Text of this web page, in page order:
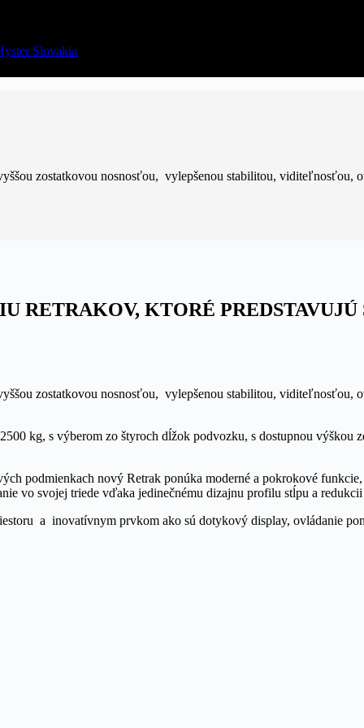
zostatkovou nosnosťou, vylepšenou stabilitou, viditeľnosťou,
RETRAKOV, KTORÉ
zostatkovou nosnosťou, vylepšenou stabilitou, viditeľnosťou,
kg, s výberom zo štyroch dĺžok podvozku, s dostupnou
podmienkach nový Retrak ponúka moderné a pokrokové
vo svojej triede vďaka jedinečnému dizajnu profilu stĺpu a
a inovatívnym prvkom ako sú dotykový display, ovládanie